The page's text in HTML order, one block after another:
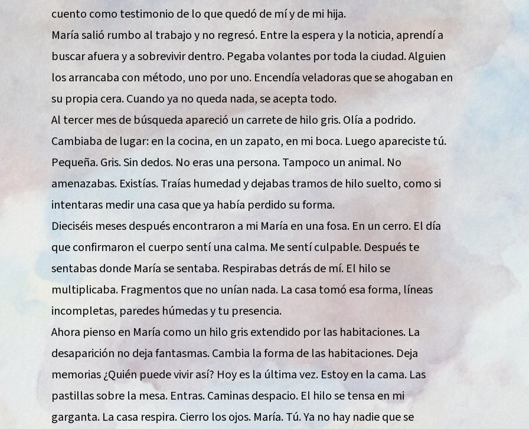
cuento como testimonio de lo que quedó de mí y de mi hija.
María salió rumbo al trabajo y no regresó. Entre la espera y la noticia, aprendí a
buscar afuera y a sobrevivir dentro. Pegaba volantes por toda la ciudad. Alguien
los arrancaba con método, uno por uno. Encendía veladoras que se ahogaban en
su propia cera. Cuando ya no queda nada, se acepta todo.
Al tercer mes de búsqueda apareció un carrete de hilo gris. Olía a podrido.
Cambiaba de lugar: en la cocina, en un zapato, en mi boca. Luego apareciste tú.
Pequeña. Gris. Sin dedos. No eras una persona. Tampoco un animal. No
amenazabas. Existías. Traías humedad y dejabas tramos de hilo suelto, como si
intentaras medir una casa que ya había perdido su forma.
Dieciséis meses después encontraron a mi María en una fosa. En un cerro. El día
que confirmaron el cuerpo sentí una calma. Me sentí culpable. Después te
sentabas donde María se sentaba. Respirabas detrás de mí. El hilo se
multiplicaba. Fragmentos que no unían nada. La casa tomó esa forma, líneas
incompletas, paredes húmedas y tu presencia.
Ahora pienso en María como un hilo gris extendido por las habitaciones. La
desaparición no deja fantasmas. Cambia la forma de las habitaciones. Deja
memorias ¿Quién puede vivir así? Hoy es la última vez. Estoy en la cama. Las
pastillas sobre la mesa. Entras. Caminas despacio. El hilo se tensa en mi
garganta. La casa respira. Cierro los ojos. María. Tú. Ya no hay nadie que se